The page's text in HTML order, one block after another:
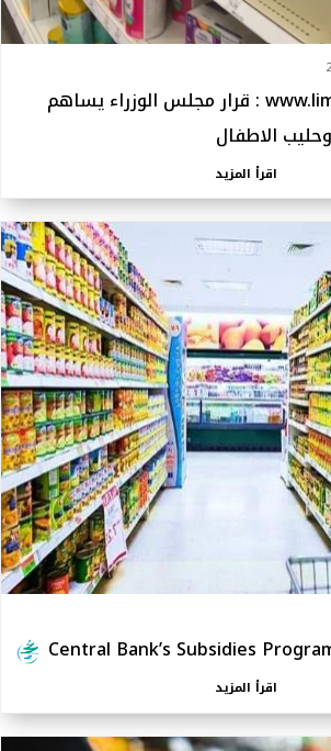
خاص www.limslb.com : قرار مجلس الوزراء يساهم
الاطفال
اقرأ المزيد
Central Bank’s Subsidies
اقرأ المزيد